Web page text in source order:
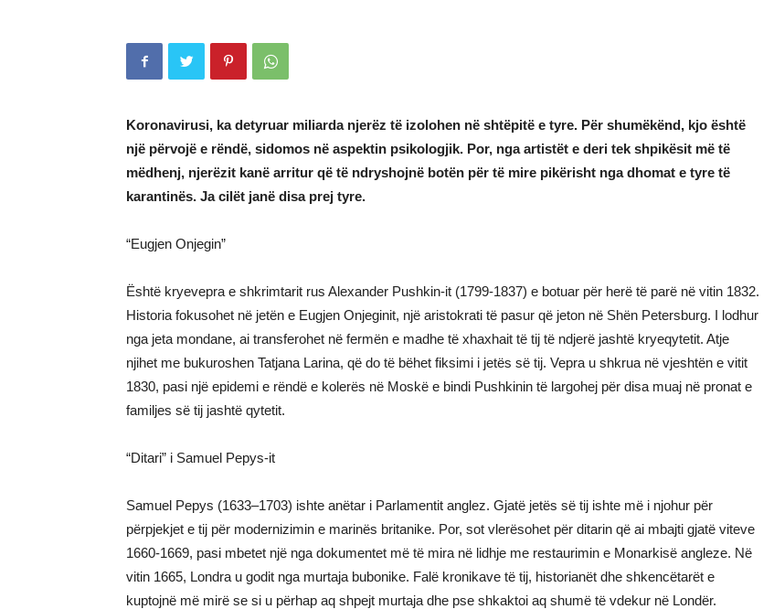
Koronavirusi, ka detyruar miliarda njerëz të izolohen në shtëpitë e tyre. Për shumëkënd, kjo është
një përvojë e rëndë, sidomos në aspektin psikologjik. Por, nga artistët e deri tek shpikësit më të
mëdhenj, njerëzit kanë arritur që të ndryshojnë botën për të mire pikërisht nga dhomat e tyre të
karantinës. Ja cilët janë disa prej tyre.
“Eugjen Onjegin”
Është kryevepra e shkrimtarit rus Alexander Pushkin-it (1799-1837) e botuar për herë të parë në vitin 1832.
Historia fokusohet në jetën e Eugjen Onjeginit, një aristokrati të pasur që jeton në Shën Petersburg. I lodhur
nga jeta mondane, ai transferohet në fermën e madhe të xhaxhait të tij të ndjerë jashtë kryeqytetit. Atje
njihet me bukuroshen Tatjana Larina, që do të bëhet fiksimi i jetës së tij. Vepra u shkrua në vjeshtën e vitit
1830, pasi një epidemi e rëndë e kolerës në Moskë e bindi Pushkinin të largohej për disa muaj në pronat e
familjes së tij jashtë qytetit.
“Ditari” i Samuel Pepys-it
Samuel Pepys (1633–1703) ishte anëtar i Parlamentit anglez. Gjatë jetës së tij ishte më i njohur për
përpjekjet e tij për modernizimin e marinës britanike. Por, sot vlerësohet për ditarin që ai mbajti gjatë viteve
1660-1669, pasi mbetet një nga dokumentet më të mira në lidhje me restaurimin e Monarkisë angleze. Në
vitin 1665, Londra u godit nga murtaja bubonike. Falë kronikave të tij, historianët dhe shkencëtarët e
kuptojnë më mirë se si u përhap aq shpejt murtaja dhe pse shkaktoi aq shumë të vdekur në Londër.